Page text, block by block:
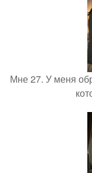
Мне 27. У меня